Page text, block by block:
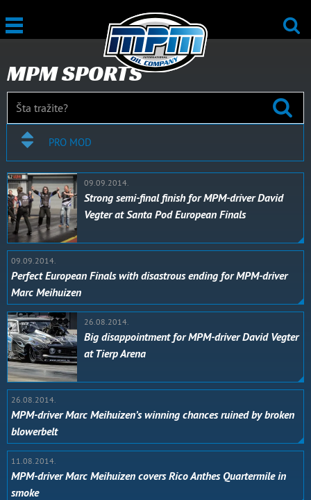
MPM SPORTS
PRO MOD
09.09.2014.
Strong semi-final finish for MPM-driver David
Vegter at Santa Pod European Finals
09.09.2014.
Perfect European Finals with disastrous ending for MPM-driver
Marc Meihuizen
26.08.2014.
Big disappointment for MPM-driver David Vegter
at Tierp Arena
26.08.2014.
MPM-driver Marc Meihuizen’s winning chances ruined by broken
blowerbelt
11.08.2014.
MPM-driver Marc Meihuizen covers Rico Anthes Quartermile in
smoke